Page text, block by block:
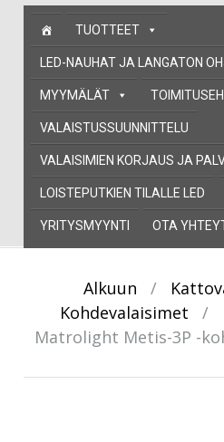
Skip
content
TUOTTEET
LED-NAUHAT JA LANGATON
MYYMÄLÄT
VALAISTUSSUUNNITTELU
VALAISIMIEN KORJAUS JA
LOISTEPUTKIEN TILALLE LED
YRITYSMYYNTI OTA
Alkuun /
Kohdevalaisimet
/
Matrolight Metis-3P -